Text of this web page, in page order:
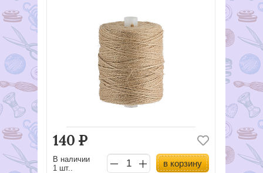
140 Р
В наличии
1 шт..
в корзину